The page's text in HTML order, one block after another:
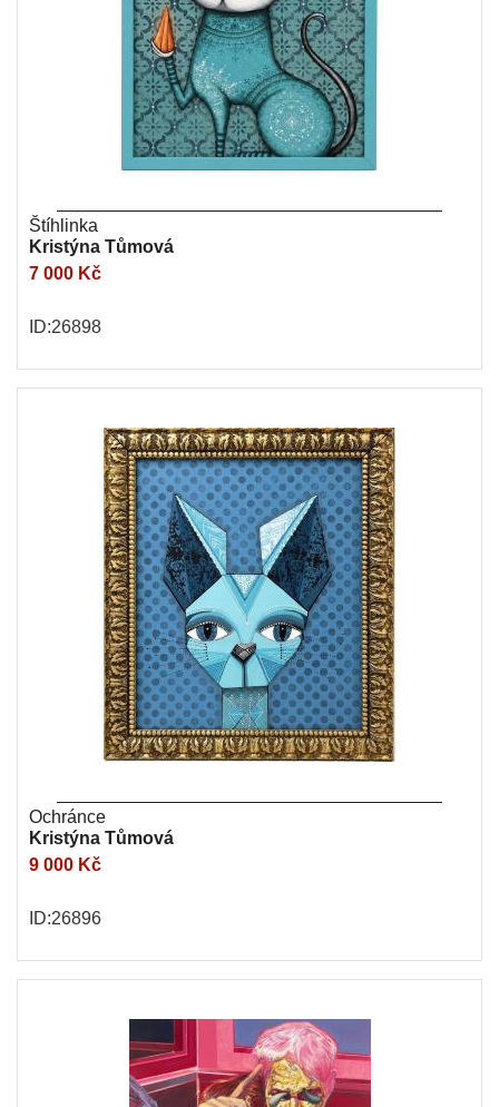
Štíhlinka
Kristýna Tůmová
7 000 Kč
ID:26898
Ochránce
Kristýna Tůmová
9 000 Kč
ID:26896